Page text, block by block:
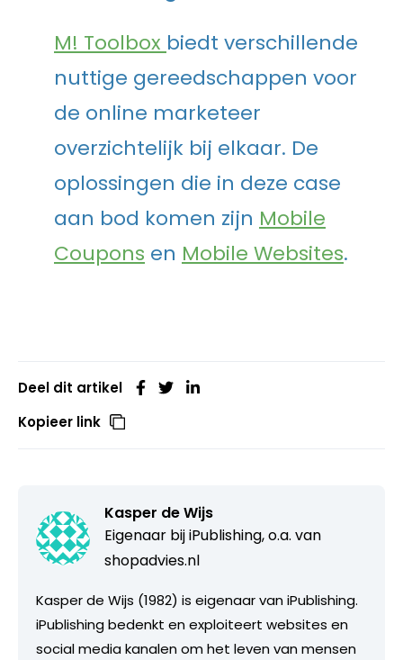
M! Toolbox biedt verschillende
nuttige gereedschappen voor
de online marketeer
overzichtelijk bij elkaar. De
oplossingen die in deze case
aan bod komen zijn Mobile
Coupons en Mobile Websites.
Deel dit artikel
Kopieer link
Kasper de Wijs
Eigenaar bijiPublishing, o.a. van
shopadvies.nl
Kasper de Wijs (1982) is eigenaar van iPublishing.
iPublishing bedenkt en exploiteert websites en
social media kanalen om het leven van mensen